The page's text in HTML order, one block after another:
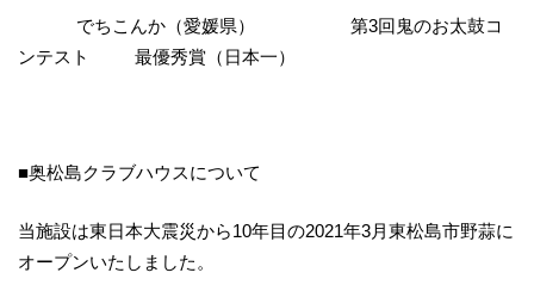
でちこんか（愛媛県） 第3回鬼のお太鼓コ
ンテスト 最優秀賞（日本一）
■奥松島クラブハウスについて
当施設は東日本大震災から10年目の2021年3月東松島市野蒜に
オープンいたしました。